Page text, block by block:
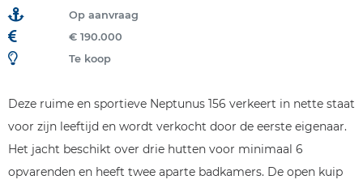
Op aanvraag
€ 190.000
Te koop
Deze ruime en sportieve Neptunus 156 verkeert in nette staat
voor zijn leeftijd en wordt verkocht door de eerste eigenaar.
Het jacht beschikt over drie hutten voor minimaal 6
opvarenden en heeft twee aparte badkamers. De open kuip